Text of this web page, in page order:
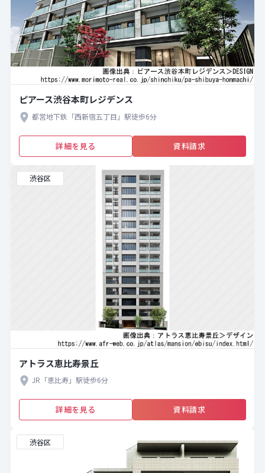
ピアース渋谷本町レジデンス
都営地下鉄「西新宿五丁目」駅徒歩6分
詳細を見る 資料請求
渋谷区
アトラス恵比寿景丘
JR「恵比寿」駅徒歩6分
詳細を見る 資料請求
渋谷区